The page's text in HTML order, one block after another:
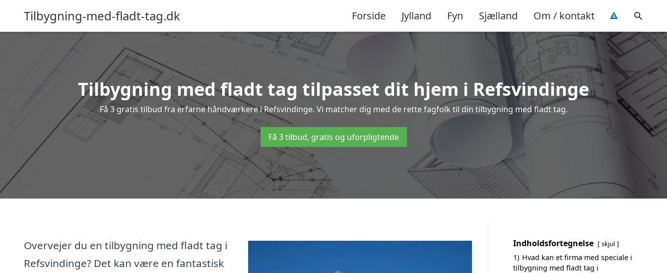
Tilbygning-med-fladt-tag.dk Forside Jylland Fyn Sjælland Om / kontakt
Tilbygning med fladt tag tilpasset dit hjem i Refsvindinge
Få 3 gratis tilbud fra erfarne håndværkere i Refsvindinge. Vi matcher dig med de rette fagfolk til din tilbygning med fladt tag.
Få 3 tilbud, gratis og uforpligtende
Overvejer du en tilbygning med fladt tag i
Refsvindinge? Det kan være en fantastisk
Indholdsfortegnelse skjul
1) Hvad kan et firma med speciale i
tilbygning med fladt tag i